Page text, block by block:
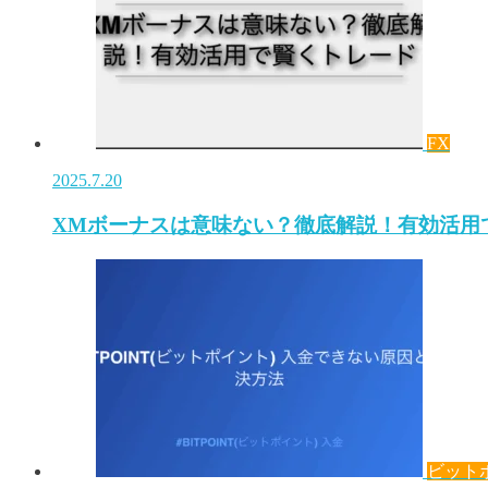
FX
2025.7.20
XMボーナスは意味ない？徹底解説！有効活用
ビット